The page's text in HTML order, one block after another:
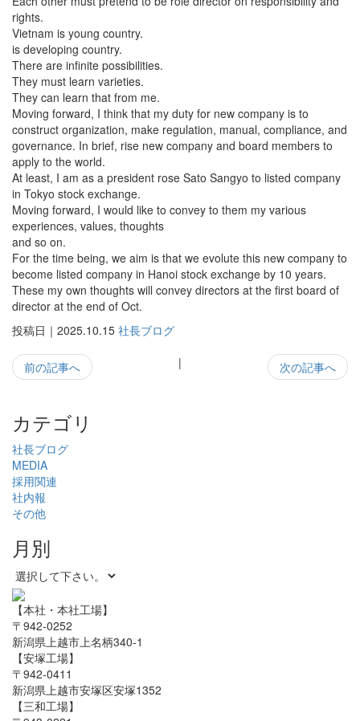
rights.
Vietnam is young country.
is developing country.
There are infinite possibilities.
They must learn varieties.
They can learn that from me.
Moving forward, I think that my duty for new company is to
construct organization, make regulation, manual, compliance, and
governance. In brief, rise new company and board members to
apply to the world.
At least, I am as a president rose Sato Sangyo to listed company
in Tokyo stock exchange.
Moving forward, I would like to convey to them my various
experiences, values, thoughts
and so on.
For the time being, we aim is that we evolute this new company to
become listed company in Hanoi stock exchange by 10 years.
These my own thoughts will convey directors at the first board of
director at the end of Oct.
投稿日｜2025.10.15 社長ブログ
前の記事へ | 次の記事へ
カテゴリ
社長ブログ
MEDIA
採用関連
社内報
その他
月別
【本社・本社工場】
〒942-0252
新潟県上越市上名柄340-1
【安塚工場】
〒942-0411
新潟県上越市安塚区安塚1352
【三和工場】